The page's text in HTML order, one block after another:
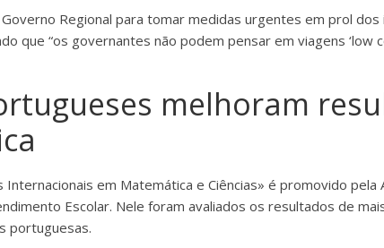
Governo Regional para tomar medidas urgentes em prol
que “os governantes não podem pensar em viagens ‘low
melhoram
em Matemática e Ciências» é promovido pela
Escolar. Nele foram avaliados os resultados de
portuguesas.